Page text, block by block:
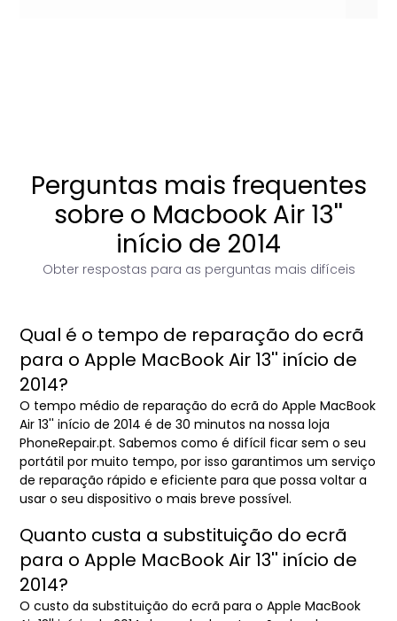
Perguntas mais frequentes
sobre o Macbook Air 13''
início de 2014
Obter respostas para as perguntas mais difíceis
Qual é o tempo de reparação do ecrã
para o Apple MacBook Air 13'' início de
2014?
O tempo médio de reparação do ecrã do Apple MacBook
Air 13'' início de 2014 é de 30 minutos na nossa loja
PhoneRepair.pt. Sabemos como é difícil ficar sem o seu
portátil por muito tempo, por isso garantimos um serviço
de reparação rápido e eficiente para que possa voltar a
usar o seu dispositivo o mais breve possível.
Quanto custa a substituição do ecrã
para o Apple MacBook Air 13'' início de
2014?
O custo da substituição do ecrã para o Apple MacBook